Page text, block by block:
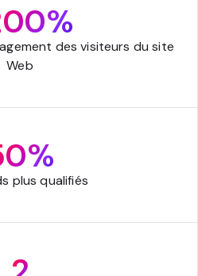
des visiteurs du site
Web
plus qualifiés